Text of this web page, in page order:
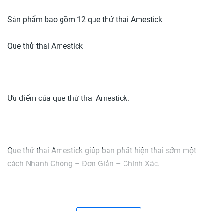
Sản phẩm bao gồm 12 que thử thai Amestick
Que thử thai Amestick
Ưu điểm của que thử thai Amestick:
Que thử thai Amestick giúp bạn phát hiện thai sớm một
cách Nhanh Chóng – Đơn Giản – Chính Xác.